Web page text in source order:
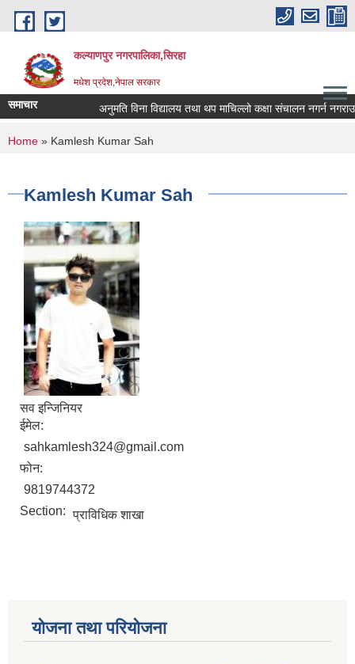
Skip to main content
कल्याणपुर नगरपालिका,सिरहा
मधेश प्रदेश,नेपाल सरकार
समाचार अनुमति विना विद्यालय तथा थप माचिल्लो कक्षा संचालन नगर्न नगराउन
You are here
Home » Kamlesh Kumar Sah
Kamlesh Kumar Sah
सव इन्जिनियर
ईमेल:
sahkamlesh324@gmail.com
फोन:
9819744372
Section: प्राविधिक शाखा
योजना तथा परियोजना